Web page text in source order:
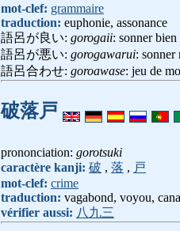
mot-clef: grammaire
traduction: euphonie, assonance
語呂が良い: gorogaii: sonner
語呂が悪い: gorogawarui: sonner
語呂合わせ: goroawase: jeu de
破落戸
prononciation: gorotsuki
caractère kanji: 破 , 落 , 戸
mot-clef: crime
traduction: vagabond, voyou,
vérifier aussi: 八九三